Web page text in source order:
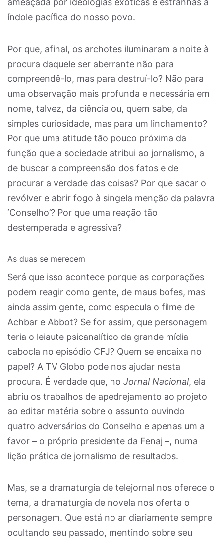
ameaçada por ideologias exóticas e estranhas à
índole pacífica do nosso povo.
Por que, afinal, os archotes iluminaram a noite à
procura daquele ser aberrante não para
compreendê-lo, mas para destruí-lo? Não para
uma observação mais profunda e necessária em
nome, talvez, da ciência ou, quem sabe, da
simples curiosidade, mas para um linchamento?
Por que uma atitude tão pouco próxima da
função que a sociedade atribui ao jornalismo, a
de buscar a compreensão dos fatos e de
procurar a verdade das coisas? Por que sacar o
revólver e abrir fogo à singela menção da palavra
‘Conselho’? Por que uma reação tão
destemperada e agressiva?
As duas se merecem
Será que isso acontece porque as corporações
podem reagir como gente, de maus bofes, mas
ainda assim gente, como especula o filme de
Achbar e Abbot? Se for assim, que personagem
teria o leiaute psicanalítico da grande mídia
cabocla no episódio CFJ? Quem se encaixa no
papel? A TV Globo pode nos ajudar nesta
procura. É verdade que, no Jornal Nacional, ela
abriu os trabalhos de apedrejamento ao projeto
ao editar matéria sobre o assunto ouvindo
quatro adversários do Conselho e apenas um a
favor – o próprio presidente da Fenaj –, numa
lição prática de jornalismo de resultados.
Mas, se a dramaturgia de telejornal nos oferece o
tema, a dramaturgia de novela nos oferta o
personagem. Que está no ar diariamente sempre
ocultando seu passado, mentindo sobre seu